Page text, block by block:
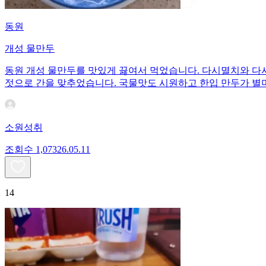
동원
개성 물만두
동원 개성 물만두를 맛있게 끓여서 먹었습니다. 다시멸치와
젓으로 간을 맞추었습니다. 국물맛도 시원하고 한입 만두가 별
소원성취
조회수 1,07326.05.11
14